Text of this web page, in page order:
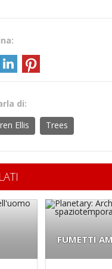
di:
Ellis Trees
FUMETTI